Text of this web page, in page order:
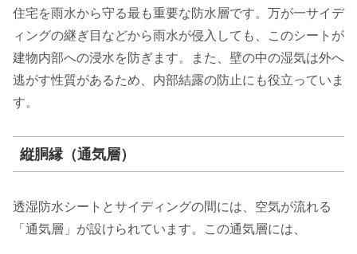
住宅を雨水から守る最も重要な防水層です。万が一サイデ
ィングの継ぎ目などから雨水が侵入しても、このシートが
建物内部への浸水を防ぎます。また、壁の中の湿気は外へ
逃がす性質があるため、内部結露の防止にも役立っていま
す。
縦胴縁（通気層）
透湿防水シートとサイディングの間には、空気が流れる
「通気層」が設けられています。この通気層には、